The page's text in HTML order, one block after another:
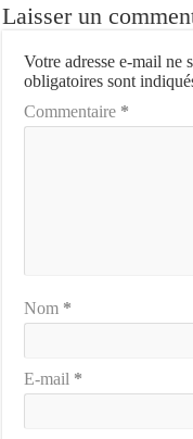
Laisser un
Votre adresse e-mail ne
obligatoires sont
Commentaire *
Nom *
E-mail *